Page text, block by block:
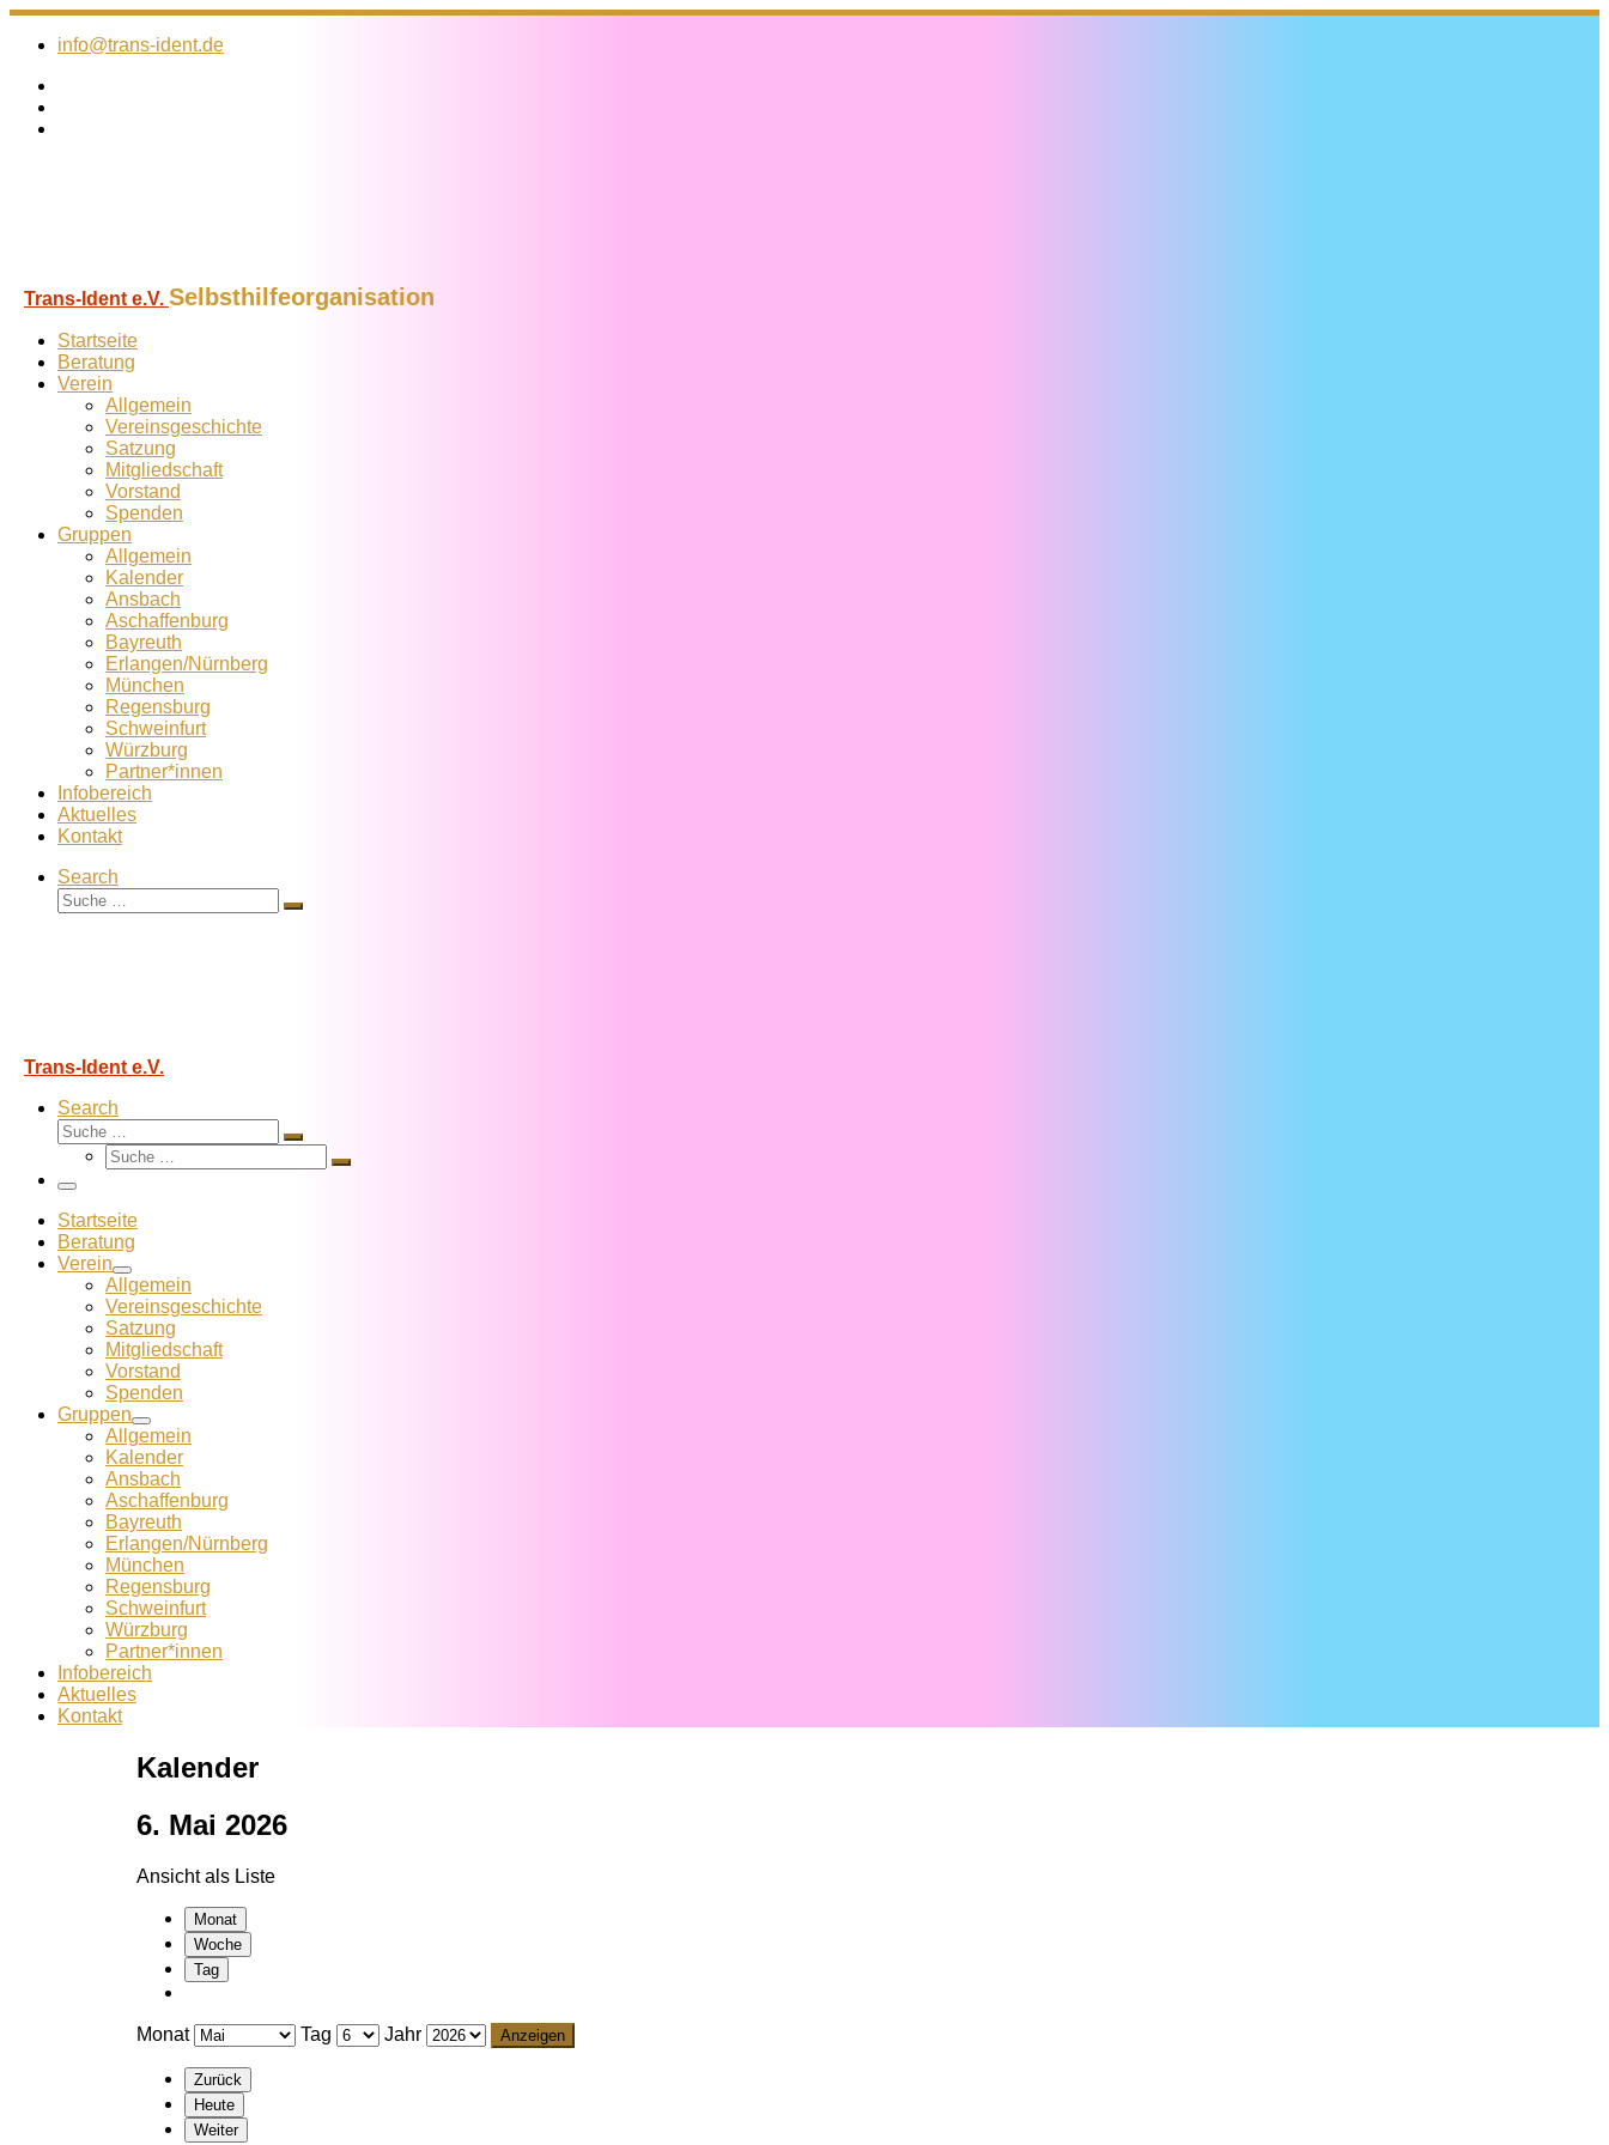
Zum
Inhalt
info@trans-ident.de
Trans-Ident e.V. Selbsthilfeorganisation
Startseite
Beratung
Verein
Allgemein
Vereins­geschichte
Satzung
Mitglied­schaft
Vorstand
Spenden
Gruppen
Allgemein
Kalender
Ansbach
Aschaffenburg
Bayreuth
Erlangen/Nürnberg
München
Regensburg
Schweinfurt
Würzburg
Partner*innen
Infobereich
Aktuelles
Kontakt
Search
Suche
Suche
Trans-Ident e.V.
Search
Suche
Suche
Suche
Suche
Menü
Startseite
Beratung
Verein
Allgemein
Vereins­geschichte
Satzung
Mitglied­schaft
Vorstand
Spenden
Gruppen
Allgemein
Kalender
Ansbach
Aschaffenburg
Bayreuth
Erlangen/Nürnberg
München
Regensburg
Schweinfurt
Würzburg
Partner*innen
Infobereich
Aktuelles
Kontakt
Kalender
6. Mai 2026
Ansicht als Liste
Monat
Woche
Tag
Monat Tag Jahr
Zurück
Heute
Weiter